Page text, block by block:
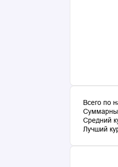
Всего по
Средний
Лучший